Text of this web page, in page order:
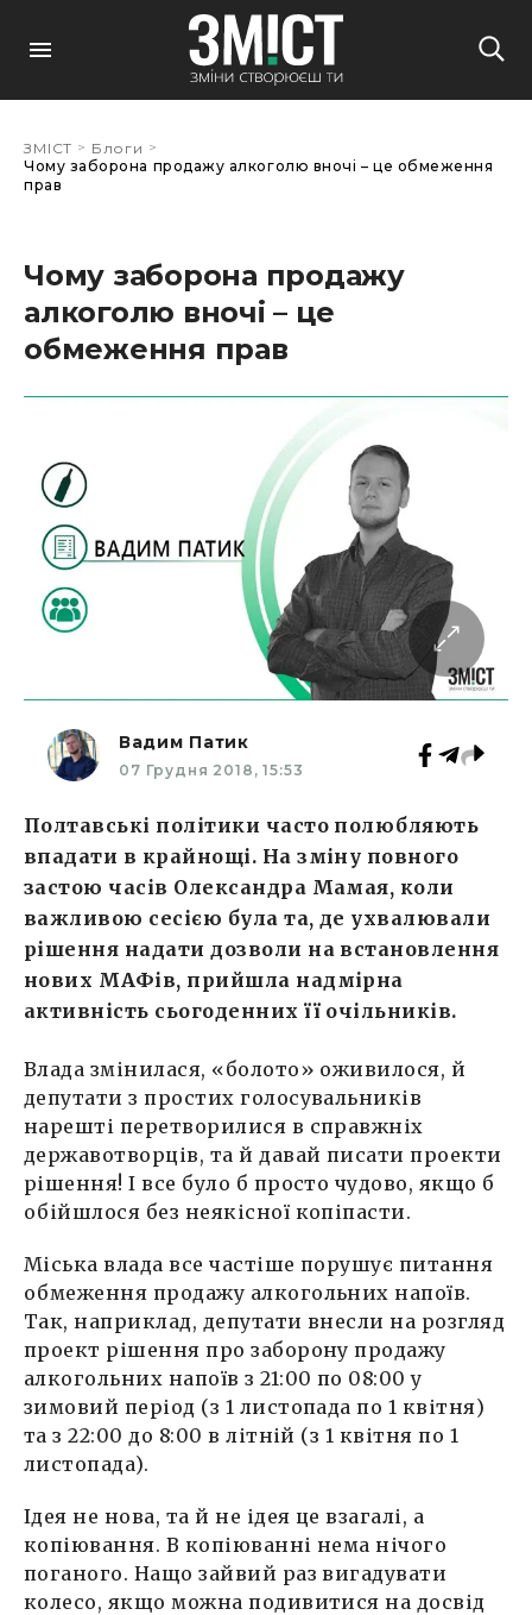
ЗМІСТ > Блоги >
Чому заборона продажу алкоголю вночі – це обмеження
прав
Чому заборона продажу
алкоголю вночі – це
обмеження прав
Вадим Патик
07 Грудня 2018, 15:53
Полтавські політики часто полюбляють
впадати в крайнощі. На зміну повного
застою часів Олександра Мамая, коли
важливою сесією була та, де ухвалювали
рішення надати дозволи на встановлення
нових МАФів, прийшла надмірна
активність сьогоденних її очільників.
Влада змінилася, «болото» оживилося, й
депутати з простих голосувальників
нарешті перетворилися в справжніх
державотворців, та й давай писати проекти
рішення! І все було б просто чудово, якщо б
обійшлося без неякісної копіпасти.
Міська влада все частіше порушує питання
обмеження продажу алкогольних напоїв.
Так, наприклад, депутати внесли на розгляд
проект рішення про заборону продажу
алкогольних напоїв з 21:00 по 08:00 у
зимовий період (з 1 листопада по 1 квітня)
та з 22:00 до 8:00 в літній (з 1 квітня по 1
листопада).
Ідея не нова, та й не ідея це взагалі, а
копіювання. В копіюванні нема нічого
поганого. Нащо зайвий раз вигадувати
колесо, якщо можна подивитися на досвід